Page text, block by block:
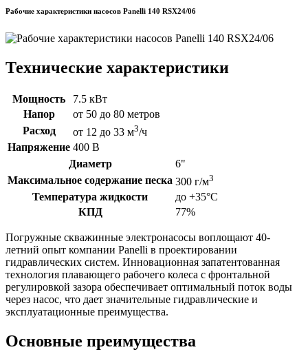
Рабочие характеристики насосов Panelli 140 RSX24/06
Технические характеристики
Мощность
7.5 кВт
Напор
от 50 до 80 метров
Расход
от 12 до 33 м3/ч
Напряжение 400 В
Диаметр
6"
Максимальное содержание песка 300 г/м3
Температура жидкости
до +35°C
КПД
77%
Погружные скважинные электронасосы воплощают 40-
летний опыт компании Panelli в проектировании
гидравлических систем. Инновационная запатентованная
технология плавающего рабочего колеса с фронтальной
регулировкой зазора обеспечивает оптимальный поток воды
через насос, что дает значительные гидравлические и
эксплуатационные преимущества.
Основные преимущества